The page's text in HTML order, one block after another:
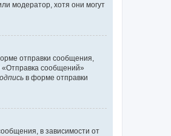
модератор, хотя они могут
отправки сообщения,
сообщений»
в форме отправки
в зависимости от